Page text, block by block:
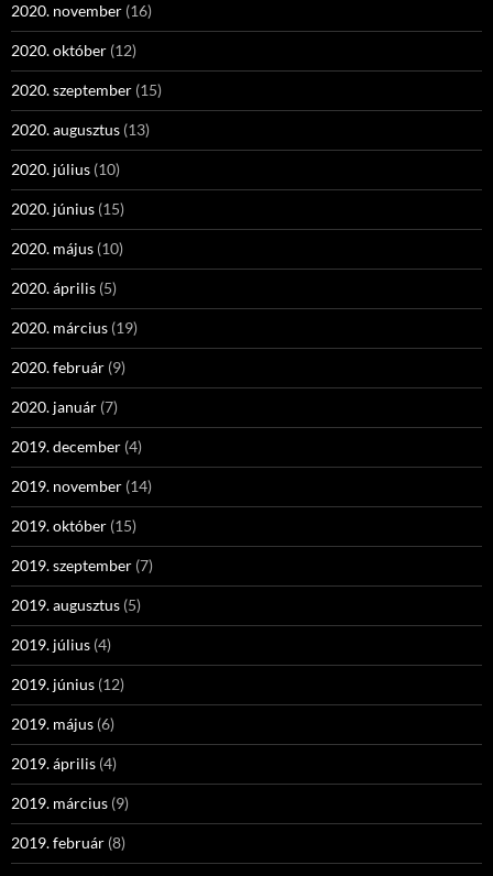
2020. november (16)
2020. október (12)
2020. szeptember (15)
2020. augusztus (13)
2020. július (10)
2020. június (15)
2020. május (10)
2020. április (5)
2020. március (19)
2020. február (9)
2020. január (7)
2019. december (4)
2019. november (14)
2019. október (15)
2019. szeptember (7)
2019. augusztus (5)
2019. július (4)
2019. június (12)
2019. május (6)
2019. április (4)
2019. március (9)
2019. február (8)